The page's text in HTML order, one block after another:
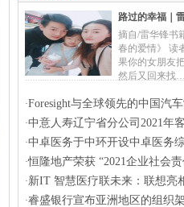
路过的幸福｜
摘自/雷华锋书
春的爱情》 读
果你的女朋友
然后又回来找…
·Foresight与全球领先的中国汽车
·中意人寿辽宁省分公司2021年
·中卓医务于中环开设中卓医务
·恒隆地产荣获 “2021企业社会
·新IT 智慧医疗联未来：联想亮
·睿盛银行宣布亚洲地区的组织